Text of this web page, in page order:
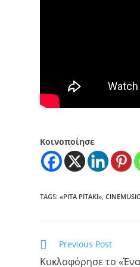
Κοινοποίησε
TAGS:«ΡΊΤΑ ΡΙΤΆΚΙ»,
Previous Post
Κυκλοφόρησε το